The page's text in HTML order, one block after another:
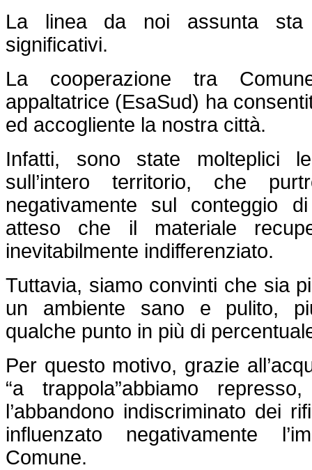
La linea da noi assunta sta
significativi.
La cooperazione tra
appaltatrice (EsaSud) ha
ed accogliente la nostra città.
Infatti, sono state molteplici
sull’intero territorio, che
negativamente sul conteggio
atteso che il materiale
inevitabilmente indifferenziato.
Tuttavia, siamo convinti che sia
un ambiente sano e pulito,
qualche punto in più di
Per questo motivo, grazie
“a trappola”abbiamo
l’abbandono indiscriminato dei
influenzato negativamente
Comune.